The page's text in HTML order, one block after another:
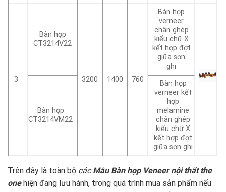
3
Bàn họp
CT3214V22
3200 1400 760
Bàn họp
verneer
chân ghép
kiểu chữ X
kết hợp đợt
giữa sơn
ghi
Bàn họp
CT3214VM22
Bàn họp
verneer kết
hợp
melamine
chân ghép
kiểu chữ X
kết hợp đợt
giữa sơn ghi
Trên đây là toàn bộ cácMẫu Bàn họp Veneer nội thất the
onehiện đang lưu hành, trong quá trình mua sản phẩm nếu